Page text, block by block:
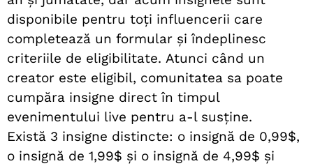
disponibile pentru toți influencerii care
completează un formular și îndeplinesc
criteriile de eligibilitate. Atunci când un
creator este eligibil, comunitatea sa poate
cumpăra insigne direct în timpul
evenimentului live pentru a-l susține.
Există 3 insigne distincte: o insignă de 0,99$,
o insignă de 1,99$ și o insignă de 4,99$ și